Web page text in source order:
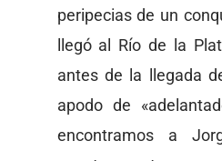
peripecias de un
llegó al Río de la
antes de la llegada
apodo de
encontramos a